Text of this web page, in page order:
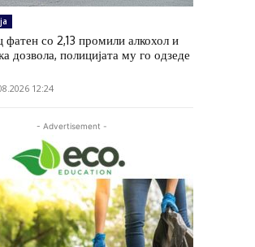
фатен со 2,13 промили алкохол и
дозвола, полицијата му го одзеде
12:24
- Advertisement -